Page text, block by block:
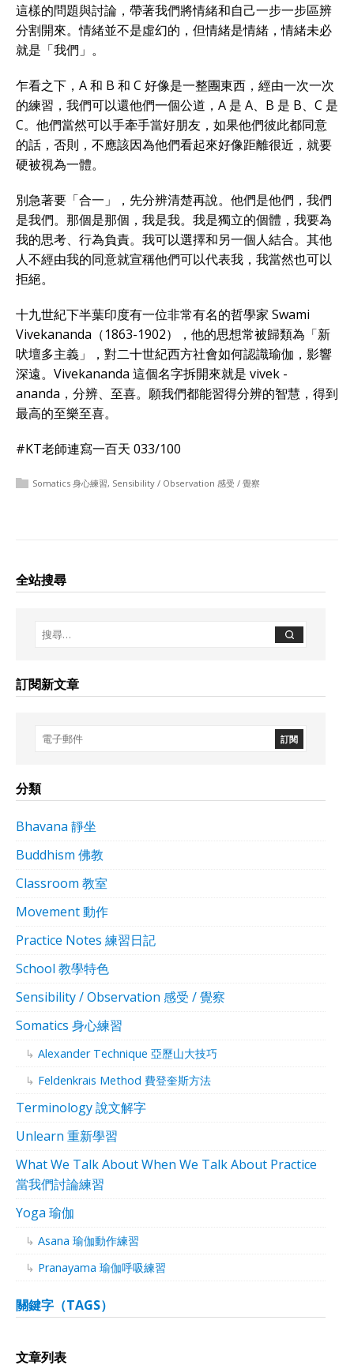
這樣的問題與討論，帶著我們將情緒和自己一步一步區辨
分割開來。情緒並不是虛幻的，但情緒是情緒，情緒未必
就是「我們」。
乍看之下，A 和 B 和 C 好像是一整團東西，經由一次一次
的練習，我們可以還他們一個公道，A 是 A、B 是 B、C 是
C。他們當然可以手牽手當好朋友，如果他們彼此都同意
的話，否則，不應該因為他們看起來好像距離很近，就要
硬被視為一體。
別急著要「合一」，先分辨清楚再說。他們是他們，我們
是我們。那個是那個，我是我。我是獨立的個體，我要為
我的思考、行為負責。我可以選擇和另一個人結合。其他
人不經由我的同意就宣稱他們可以代表我，我當然也可以
拒絕。
十九世紀下半葉印度有一位非常有名的哲學家 Swami
Vivekananda（1863-1902），他的思想常被歸類為「新
吠壇多主義」，對二十世紀西方社會如何認識瑜伽，影響
深遠。Vivekananda 這個名字拆開來就是 vivek -
ananda，分辨、至喜。願我們都能習得分辨的智慧，得到
最高的至樂至喜。
#KT老師連寫一百天 033/100
Somatics 身心練習, Sensibility / Observation 感受 / 覺察
全站搜尋
訂閱新文章
分類
Bhavana 靜坐
Buddhism 佛教
Classroom 教室
Movement 動作
Practice Notes 練習日記
School 教學特色
Sensibility / Observation 感受 / 覺察
Somatics 身心練習
Alexander Technique 亞歷山大技巧
Feldenkrais Method 費登奎斯方法
Terminology 說文解字
Unlearn 重新學習
What We Talk About When We Talk About Practice
當我們討論練習
Yoga 瑜伽
Asana 瑜伽動作練習
Pranayama 瑜伽呼吸練習
關鍵字（TAGS）
文章列表